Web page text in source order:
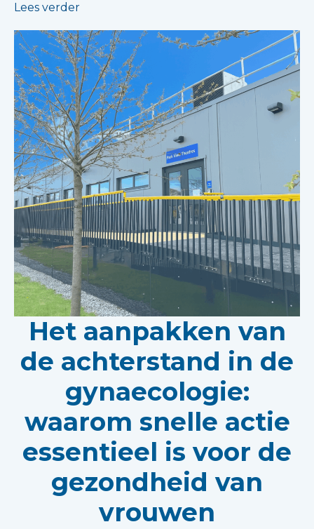
Lees verder
Het aanpakken van
de achterstand in de
gynaecologie:
waarom snelle actie
essentieel is voor de
gezondheid van
vrouwen